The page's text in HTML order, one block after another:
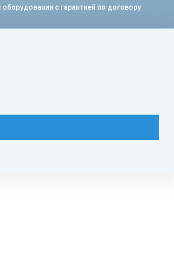
с гарантией по договору